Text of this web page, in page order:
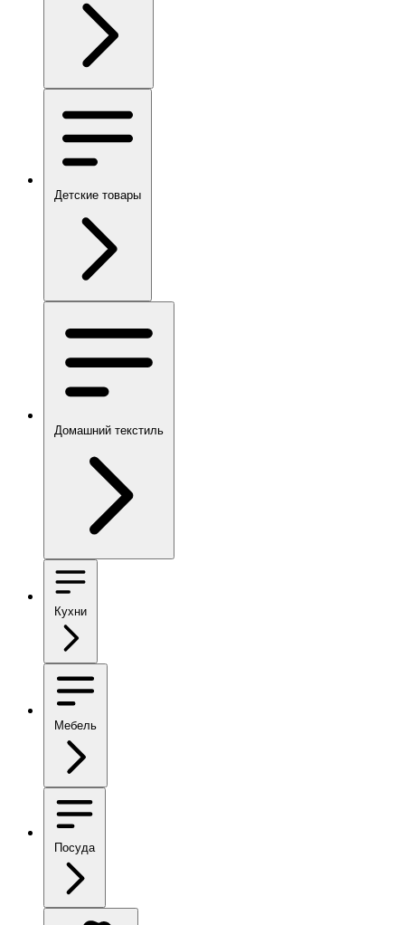
Детские товары
Домашний текстиль
Кухни
Мебель
Посуда